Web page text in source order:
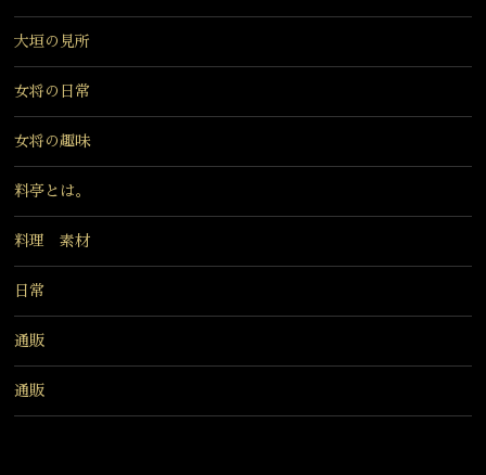
大垣の見所
女将の日常
女将の趣味
料亭とは。
料理 素材
日常
通販
通販